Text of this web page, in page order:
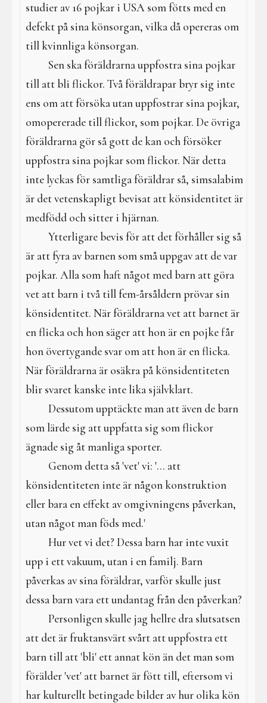
studier av 16 pojkar i USA som fötts med en
defekt på sina könsorgan, vilka då opereras om
till kvinnliga könsorgan.
Sen ska föräldrarna uppfostra sina pojkar
till att bli flickor. Två föräldrapar bryr sig inte
ens om att försöka utan uppfostrar sina pojkar,
omopererade till flickor, som pojkar. De övriga
föräldrarna gör så gott de kan och försöker
uppfostra sina pojkar som flickor. När detta
inte lyckas för samtliga föräldrar så, simsalabim
är det vetenskapligt bevisat att könsidentitet är
medfödd och sitter i hjärnan.
Ytterligare bevis för att det förhåller sig så
är att fyra av barnen som små uppgav att de var
pojkar. Alla som haft något med barn att göra
vet att barn i två till fem-årsåldern prövar sin
könsidentitet. När föräldrarna vet att barnet är
en flicka och hon säger att hon är en pojke får
hon övertygande svar om att hon är en flicka.
När föräldrarna är osäkra på könsidentiteten
blir svaret kanske inte lika självklart.
Dessutom upptäckte man att även de barn
som lärde sig att uppfatta sig som flickor
ägnade sig åt manliga sporter.
Genom detta så 'vet' vi: '... att
könsidentiteten inte är någon konstruktion
eller bara en effekt av omgivningens påverkan,
utan något man föds med.'
Hur vet vi det? Dessa barn har inte vuxit
upp i ett vakuum, utan i en familj. Barn
påverkas av sina föräldrar, varför skulle just
dessa barn vara ett undantag från den påverkan?
Personligen skulle jag hellre dra slutsatsen
att det är fruktansvärt svårt att uppfostra ett
barn till att 'bli' ett annat kön än det man som
förälder 'vet' att barnet är fött till, eftersom vi
har kulturellt betingade bilder av hur olika kön